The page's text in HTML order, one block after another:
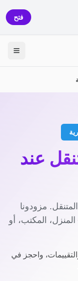
فتح
عند
مزودونا
المكتب، أو
واحجز في